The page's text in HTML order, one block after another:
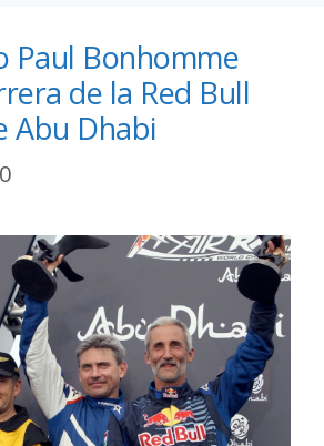
Paul Bonhomme
de la Red Bull
Abu Dhabi